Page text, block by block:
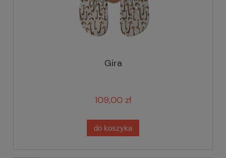
Gira
109,00 zł
do koszyka